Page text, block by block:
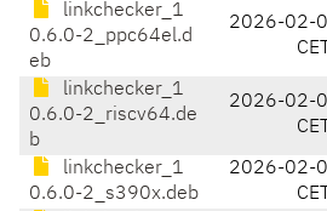
linkchecker_1
0.6.0-2_ppc64el.d
eb
2026-02-
CET
linkchecker_1
0.6.0-2_riscv64.de
b
2026-02-
CET
linkchecker_1
0.6.0-2_s390x.deb
2026-02-
CET